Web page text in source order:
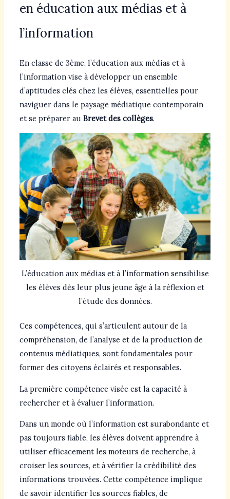
en éducation aux médias et à
l’information
En classe de 3ème, l’éducation aux médias et à
l’information vise à développer un ensemble
d’aptitudes clés chez les élèves, essentielles pour
naviguer dans le paysage médiatique contemporain
et se préparer au Brevet des collèges.
L’éducation aux médias et à l’information sensibilise
les élèves dès leur plus jeune âge à la réflexion et
l’étude des données.
Ces compétences, qui s’articulent autour de la
compréhension, de l’analyse et de la production de
contenus médiatiques, sont fondamentales pour
former des citoyens éclairés et responsables.
La première compétence visée est la capacité à
rechercher et à évaluer l’information.
Dans un monde où l’information est surabondante et
pas toujours fiable, les élèves doivent apprendre à
utiliser efficacement les moteurs de recherche, à
croiser les sources, et à vérifier la crédibilité des
informations trouvées. Cette compétence implique
de savoir identifier les sources fiables, de